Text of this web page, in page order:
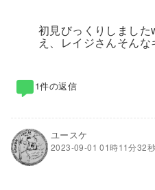
初見びっくりしました
え、レイジさんそん
1件の返信
ユースケ
2023-09-01 01時11分32秒